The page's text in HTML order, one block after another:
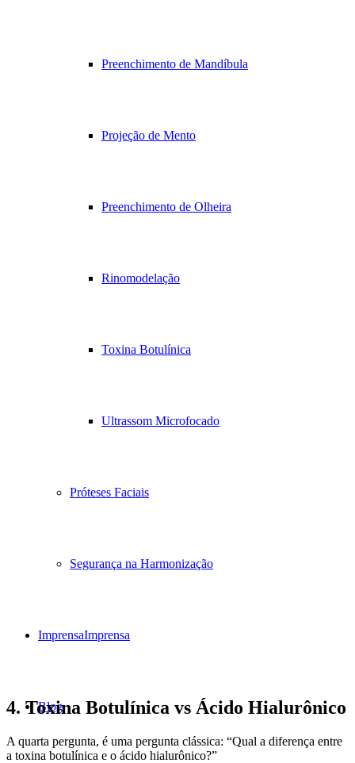
Preenchimento de Mandíbula
Projeção de Mento
Preenchimento de Olheira
Rinomodelação
Toxina Botulínica
Ultrassom Microfocado
Próteses Faciais
Segurança na Harmonização
ImprensaImprensa
Blog
4. Toxina Botulínica vs Ácido Hialurônico
A quarta pergunta, é uma pergunta clássica: “Qual a diferença entre
a toxina botulínica e o ácido hialurônico?”